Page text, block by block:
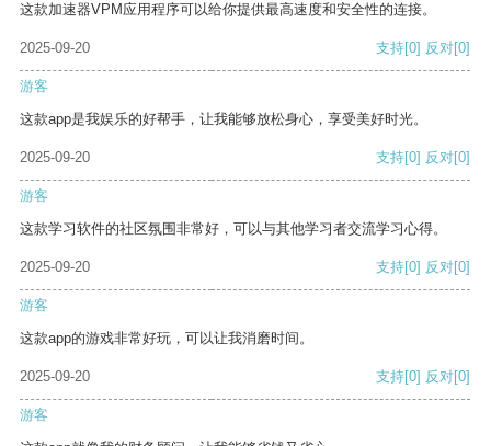
这款加速器VPM应用程序可以给你提供最高速度和安全性的连接。
2025-09-20 支持[0] 反对[0]
游客
这款app是我娱乐的好帮手，让我能够放松身心，享受美好时光。
2025-09-20 支持[0] 反对[0]
游客
这款学习软件的社区氛围非常好，可以与其他学习者交流学习心得。
2025-09-20 支持[0] 反对[0]
游客
这款app的游戏非常好玩，可以让我消磨时间。
2025-09-20 支持[0] 反对[0]
游客